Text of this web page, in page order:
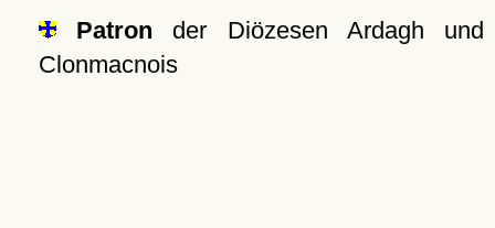
Patron der Diözesen Ardagh und
Clonmacnois